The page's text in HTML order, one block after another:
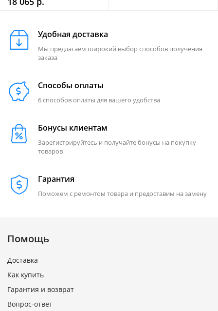
Удобная доставка
Мы предлагаем широкий выбор способов получения
заказа
Способы оплаты
6 способов оплаты для вашего удобства
Бонусы клиентам
Зарегистрируйтесь и получайте бонусы на покупку
товаров
Гарантия
Поможем с ремонтом товара и предоставим на замену
Помощь
Доставка
Как купить
Гарантия и возврат
Вопрос-ответ